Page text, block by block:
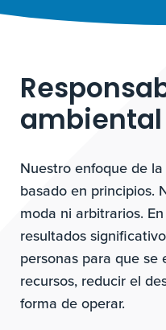
ambiental
Nuestro enfoque de
basado en principios.
moda ni arbitrarios.
resultados
personas para que se
recursos, reducir el
forma de operar.